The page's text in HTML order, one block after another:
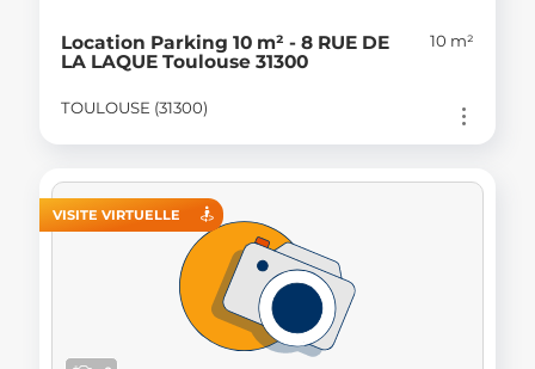
Location Parking 10 m² - 8 RUE DE
LA LAQUE Toulouse 31300
10 m²
TOULOUSE (31300)
VISITE VIRTUELLE